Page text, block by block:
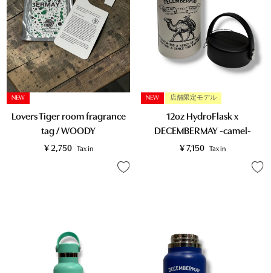
NEW
Lovers Tiger room fragrance
tag / WOODY
¥ 2,750 Tax in
NEW 店舗限定モデル
12oz HydroFlask x
DECEMBERMAY -camel-
¥ 7,150 Tax in